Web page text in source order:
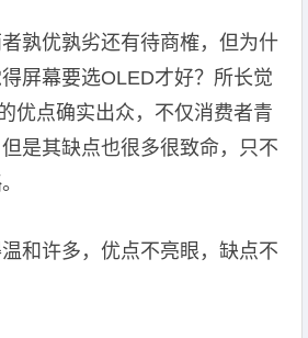
孰优孰劣还有待商榷，但为什
屏幕要选OLED才好？所长觉
优点确实出众，不仅消费者青
是其缺点也很多很致命，只不
和许多，优点不亮眼，缺点不